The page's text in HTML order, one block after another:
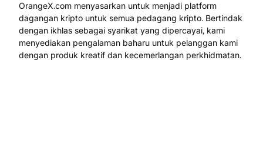
OrangeX.com menyasarkan untuk menjadi platform
dagangan kripto untuk semua pedagang kripto. Bertindak
dengan ikhlas sebagai syarikat yang dipercayai, kami
menyediakan pengalaman baharu untuk pelanggan kami
dengan produk kreatif dan kecemerlangan perkhidmatan.